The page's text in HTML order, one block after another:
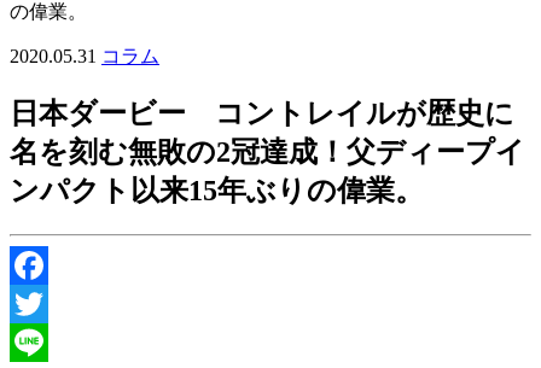
の偉業。
2020.05.31 コラム
日本ダービー コントレイルが歴史に
名を刻む無敗の2冠達成！父ディープイ
ンパクト以来15年ぶりの偉業。
Facebook
Twitter